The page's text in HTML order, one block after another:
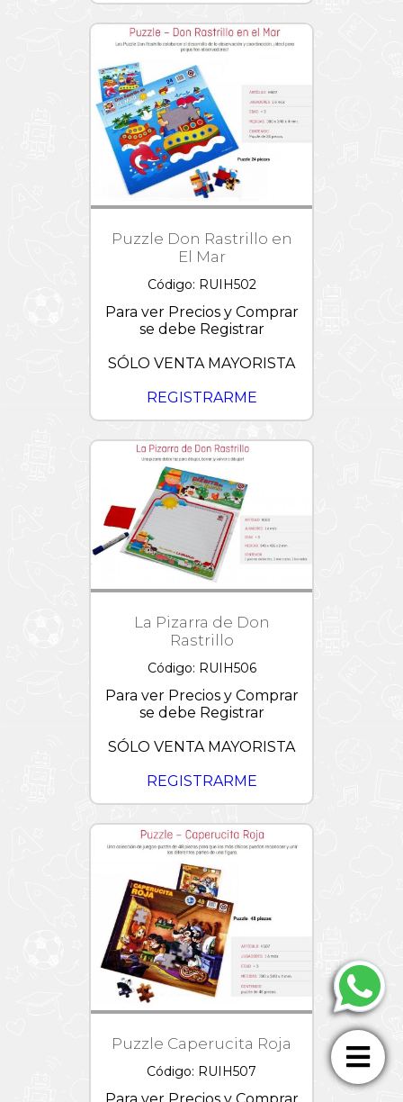
Puzzle Don Rastrillo en
El Mar
Código: RUIH502
Para ver Precios y Comprar
se debe Registrar
SÓLO VENTA MAYORISTA
REGISTRARME
La Pizarra de Don
Rastrillo
Código: RUIH506
Para ver Precios y Comprar
se debe Registrar
SÓLO VENTA MAYORISTA
REGISTRARME
Puzzle Caperucita Roja
Código: RUIH507